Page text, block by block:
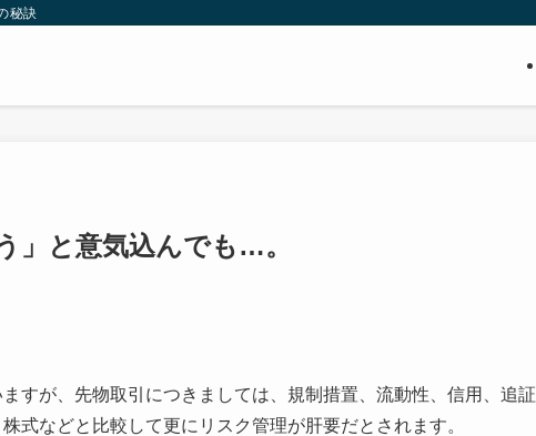
秘訣
」と意気込んでも…。
すが、先物取引につきましては、規制措置、流動性、信用、追証
式などと比較して更にリスク管理が肝要だとされます。